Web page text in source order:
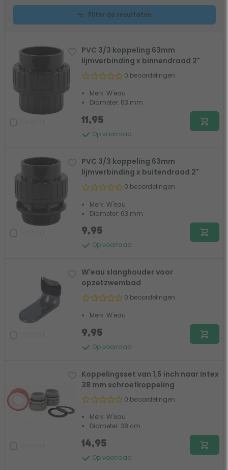
Filter de resultaten
PVC 3/3 koppeling 63mm
lijmverbinding x binnendraad 2"
0 beoordelingen
Merk: W'eau
Diameter: 63 mm
Op voorraad
11,95
PVC 3/3 koppeling 63mm
lijmverbinding x buitendraad 2"
0 beoordelingen
Merk: W'eau
Diameter: 63 mm
Op voorraad
9,95
W'eau slanghouder voor
opzetzwembad
0 beoordelingen
Merk: W'eau
Op voorraad
9,95
Koppelingsset van 1,5 inch naar Intex
38 mm schroefkoppeling
0 beoordelingen
Merk: W'eau
Diameter: 38 cm
Op voorraad
14,95